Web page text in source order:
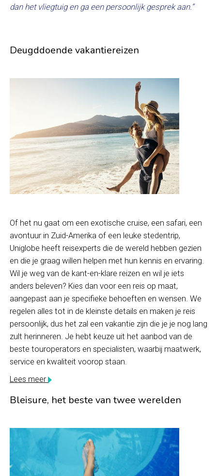
dan het vliegtuig en ga een persoonlijk gesprek aan.”
Deugddoende vakantiereizen
Of het nu gaat om een ​​exotische cruise, een safari, een
avontuur in Zuid-Amerika of een leuke stedentrip,
Uniglobe heeft reisexperts die de wereld hebben gezien
en die je graag willen helpen met hun kennis en ervaring.
Wil je weg van de kant-en-klare reizen en wil je iets
anders beleven? Kies dan voor een reis op maat,
aangepast aan je specifieke behoeften en wensen. We
regelen alles tot in de kleinste details en maken je reis
persoonlijk, dus het zal een vakantie zijn die je je nog lang
zult herinneren. Je hebt keuze uit het aanbod van de
beste touroperators en specialisten, waarbij maatwerk,
service en kwaliteit voorop staan.
Lees meer
Bleisure, het beste van twee werelden